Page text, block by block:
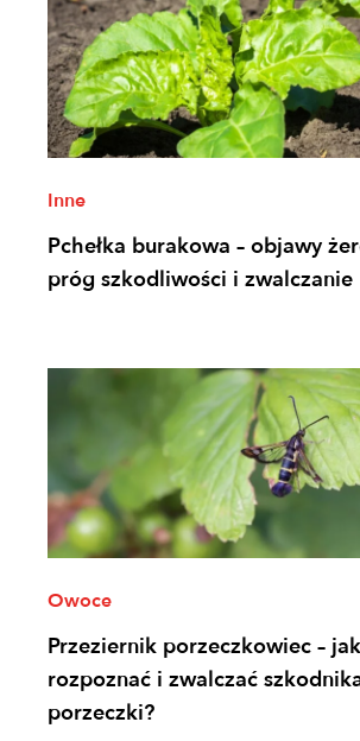
Inne
Pchełka burakowa – objawy
próg szkodliwości i zwalczanie
Owoce
Przeziernik porzeczkowiec – jak
rozpoznać i zwalczać
porzeczki?